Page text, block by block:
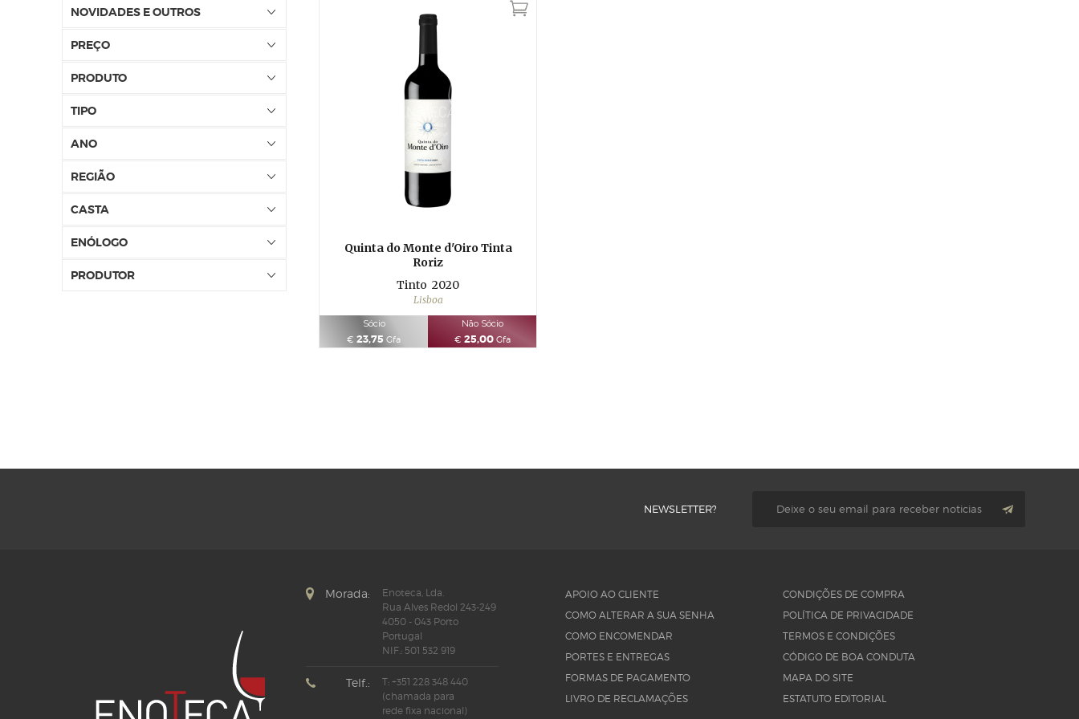
NOVIDADES E OUTROS
PREÇO
PRODUTO
TIPO
ANO
REGIÃO
CASTA
ENÓLOGO
PRODUTOR
Quinta do Monte d'Oiro Tinta
Roriz
Tinto 2020
Lisboa
Sócio
€ 23,75 Gfa
Não Sócio
€ 25,00 Gfa
NEWSLETTER?
Morada:
Enoteca, Lda.
Rua Alves Redol 243-249
4050 - 043 Porto
Portugal
NIF.: 501 532 919
Telf.:
T: +351 228 348 440
(chamada para
rede fixa nacional)
APOIO AO CLIENTE
COMO ALTERAR A SUA SENHA
COMO ENCOMENDAR
PORTES E ENTREGAS
FORMAS DE PAGAMENTO
LIVRO DE RECLAMAÇÕES
CONDIÇÕES DE COMPRA
POLÍTICA DE PRIVACIDADE
TERMOS E CONDIÇÕES
CÓDIGO DE BOA CONDUTA
MAPA DO SITE
ESTATUTO EDITORIAL